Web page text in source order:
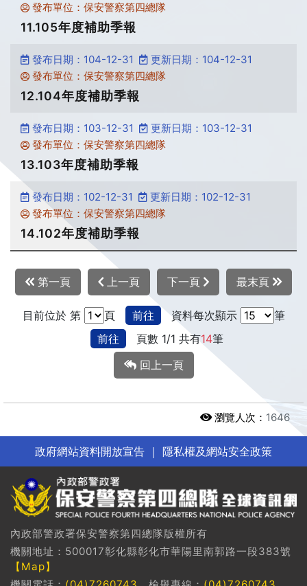
發布單位：保安警察第四總隊
11.105年度補助季報
發布日期：104-12-31
更新日期：104-12-31
發布單位：保安警察第四總隊
12.104年度補助季報
發布日期：103-12-31
更新日期：103-12-31
發布單位：保安警察第四總隊
13.103年度補助季報
發布日期：102-12-31
更新日期：102-12-31
發布單位：保安警察第四總隊
14.102年度補助季報
第一頁 上一頁 下一頁 最末頁
目前位於 第 頁 前往 資料每次顯示
筆
前往
頁數 1/1 共有14筆
回上一頁
瀏覽人次： 1646
政府網站資料開放宣告 ｜ 隱私權及網站安全政策
內政部警政署保安警察第四總隊版權所有
機關地址：500017彰化縣彰化市華陽里南郭路一段383號
【Map】